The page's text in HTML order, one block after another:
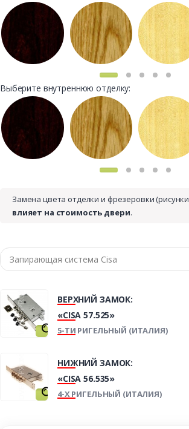
Выберите внутреннюю отделку:
Замена цвета отделки и фрезеровки
влияет на стоимость двери.
ВЕРХНИЙ ЗАМОК:
«CISA 57.525»
5-ТИ РИГЕЛЬНЫЙ (ИТАЛИЯ)
НИЖНИЙ ЗАМОК:
«CISA 56.535»
4-Х РИГЕЛЬНЫЙ (ИТАЛИЯ)